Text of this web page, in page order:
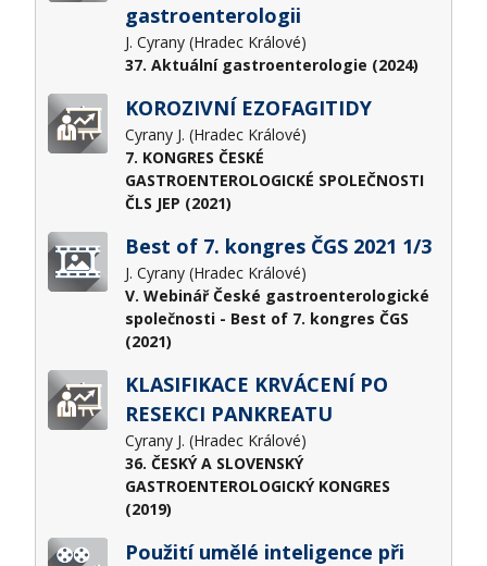
gastroenterologii
J. Cyrany (Hradec Králové)
37. Aktuální gastroenterologie (2024)
KOROZIVNÍ EZOFAGITIDY
Cyrany J. (Hradec Králové)
7. KONGRES ČESKÉ
GASTROENTEROLOGICKÉ SPOLEČNOSTI
ČLS JEP (2021)
Best of 7. kongres ČGS 2021 1/3
J. Cyrany (Hradec Králové)
V. Webinář České gastroenterologické
společnosti - Best of 7. kongres ČGS
(2021)
KLASIFIKACE KRVÁCENÍ PO
RESEKCI PANKREATU
Cyrany J. (Hradec Králové)
36. ČESKÝ A SLOVENSKÝ
GASTROENTEROLOGICKÝ KONGRES
(2019)
Použití umělé inteligence při